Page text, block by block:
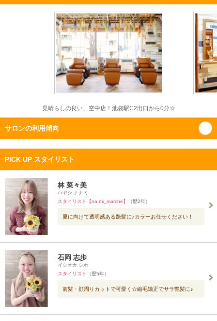
見晴らしの良い、空中店！池袋駅C2出口から0分☆
サロンの利用傾向
PICK UP スタイリスト
林 菜々美
ハヤシ ナナミ
スタイリスト【na.mi_marche】
（歴2年）
夏に向けて透明感ある艶髪に♪カラーお任せください！
石岡 志歩
イシオカ シホ
スタイリスト
（歴5年）
前髪・顔周りカットで可愛く☆縮毛矯正でサラ艶髪に♪